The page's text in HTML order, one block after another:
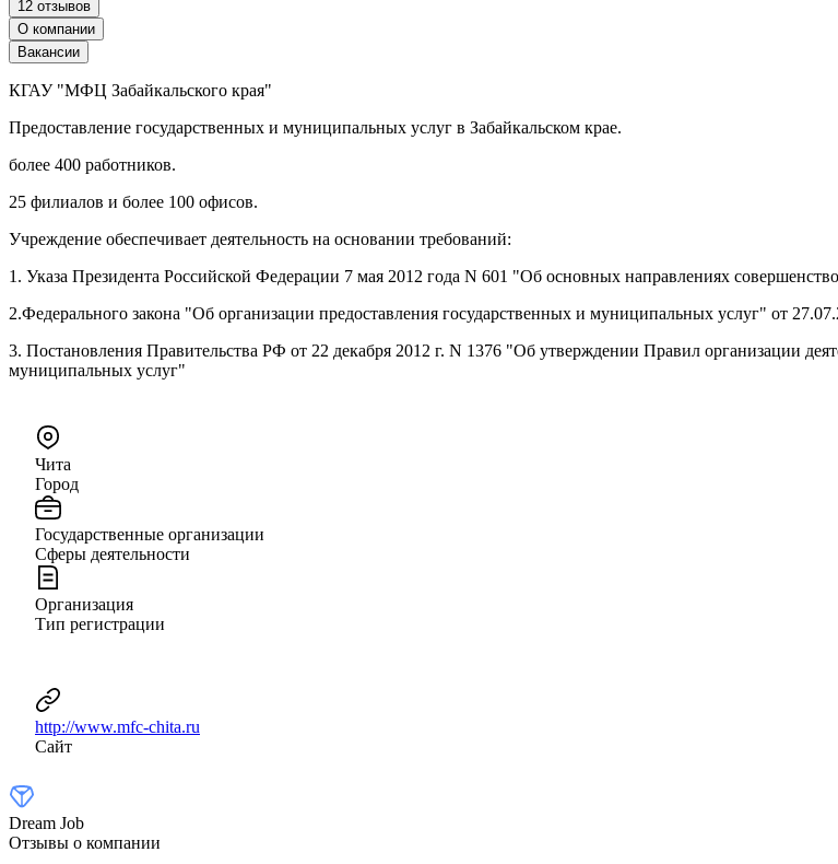
12 отзывов
О компании
Вакансии
КГАУ "МФЦ Забайкальского края"
Предоставление государственных и муниципальных услуг в Забайкальском крае.
более 400 работников.
25 филиалов и более 100 офисов.
Учреждение обеспечивает деятельность на основании требований:
1. Указа Президента Российской Федерации 7 мая 2012 года N 601 "Об основных направлениях
2.Федерального закона "Об организации предоставления государственных и муниципальных услуг" от
3. Постановления Правительства РФ от 22 декабря 2012 г. N 1376 "Об утверждении Правил организации
муниципальных услуг"
Чита
Город
Государственные организации
Сферы деятельности
Организация
Тип регистрации
http://www.mfc-chita.ru
Сайт
Dream Job
Отзывы о компании